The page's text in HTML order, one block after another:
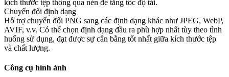
kích thước tệp thông qua nén để tăng tốc độ tải.
Chuyển đổi định dạng
Hỗ trợ chuyển đổi PNG sang các định dạng khác như JPEG, WebP,
AVIF, v.v. Có thể chọn định dạng đầu ra phù hợp nhất tùy theo tình
huống sử dụng, đạt được sự cân bằng tốt nhất giữa kích thước tệp
và chất lượng.
Công cụ hình ảnh